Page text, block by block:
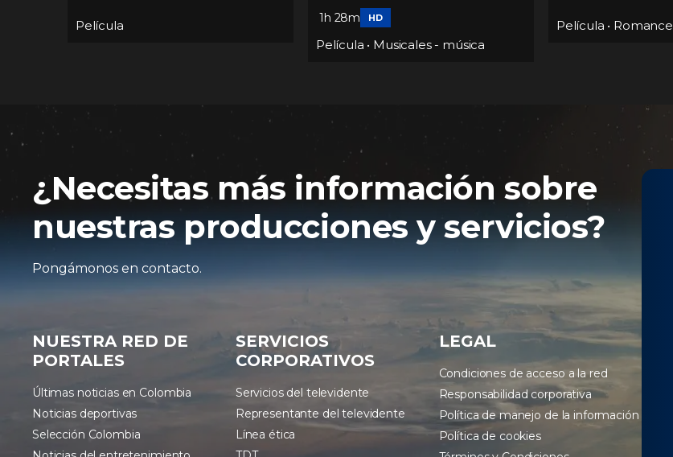
Película
1h 28m HD
Película • Musicales - música
Película • Romance
¿Necesitas más información sobre
nuestras producciones y servicios?
Pongámonos en contacto.
NUESTRA RED DE
PORTALES
Últimas noticias en Colombia
Noticias deportivas
Selección Colombia
SERVICIOS
CORPORATIVOS
Servicios del televidente
Representante del televidente
Línea ética
LEGAL
Condiciones de acceso a la red
Responsabilidad corporativa
Política de manejo de la información
Política de cookies